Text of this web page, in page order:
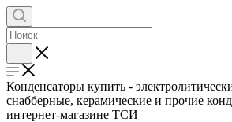
Конденсаторы купить -
снабберные, керамические и прочие
интернет-магазине ТСИ